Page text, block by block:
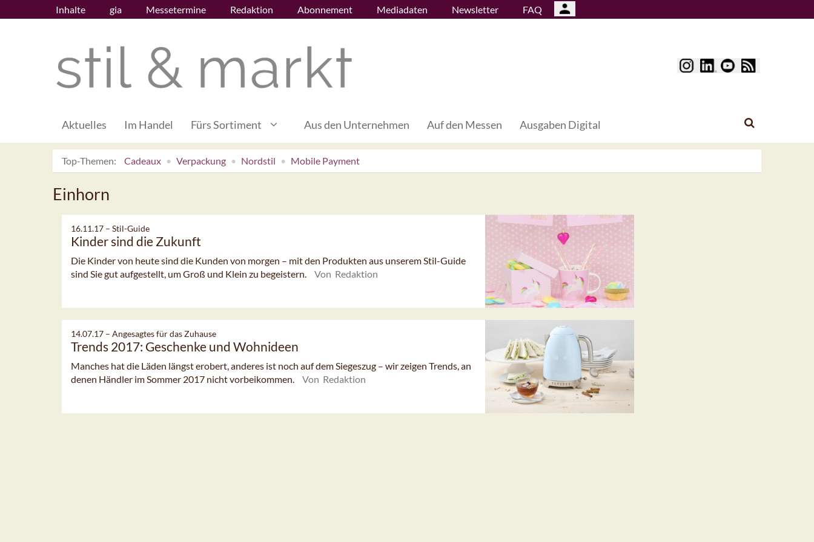
Inhalte gia Messetermine Redaktion Abonnement Mediadaten Newsletter FAQ
Aktuelles Im Handel Fürs Sortiment Aus den Unternehmen Auf den Messen Ausgaben Digital
Top-Themen: Cadeaux Verpackung Nordstil Mobile Payment
Einhorn
16.11.17 – Stil-Guide
Kinder sind die Zukunft
Die Kinder von heute sind die Kunden von morgen – mit den Produkten aus unserem Stil-Guide
sind Sie gut aufgestellt, um Groß und Klein zu begeistern.
Von Redaktion
14.07.17 – Angesagtes für das Zuhause
Trends 2017: Geschenke und Wohnideen
Manches hat die Läden längst erobert, anderes ist noch auf dem Siegeszug – wir zeigen Trends, an
denen Händler im Sommer 2017 nicht vorbeikommen.
Von Redaktion